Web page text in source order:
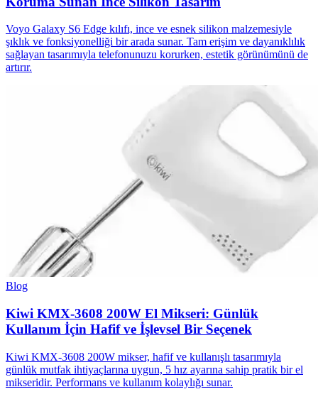
Voyo Galaxy S6 Edge kılıfı, ince ve esnek silikon malzemesiyle
şıklık ve fonksiyonelliği bir arada sunar. Tam erişim ve dayanıklılık
sağlayan tasarımıyla telefonunuzu korurken, estetik görünümünü de
artırır.
Blog
Kiwi KMX-3608 200W El Mikseri: Günlük
Kullanım İçin Hafif ve İşlevsel Bir Seçenek
Kiwi KMX-3608 200W mikser, hafif ve kullanışlı tasarımıyla
günlük mutfak ihtiyaçlarına uygun, 5 hız ayarına sahip pratik bir el
mikseridir. Performans ve kullanım kolaylığı sunar.